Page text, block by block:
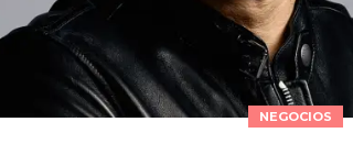
NEGOCIOS